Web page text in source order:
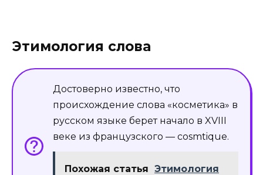
Этимология слова
Достоверно известно, что
происхождение слова «косметика» в
русском языке берет начало в XVIII
веке из французского — cosmtique.
Похожая статья Этимология